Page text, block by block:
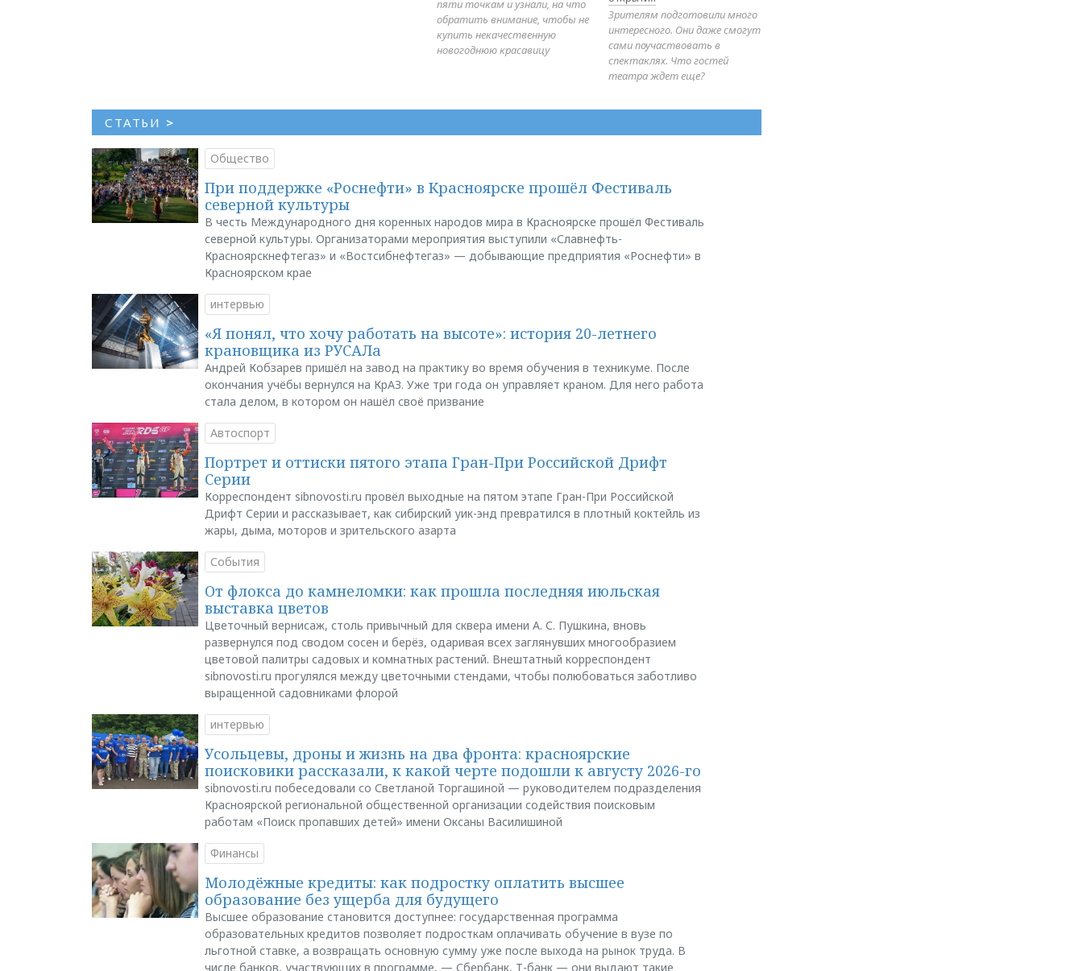
пяти точкам и узнали, на что
обратить внимание, чтобы не
купить некачественную
новогоднюю красавицу
Зрителям подготовили много
интересного. Они даже смогут
сами поучаствовать в
спектаклях. Что гостей
театра ждет еще?
СТАТЬИ >
Общество
При поддержке «Роснефти» в Красноярске прошёл Фестиваль
северной культуры
В честь Международного дня коренных народов мира в Красноярске прошёл Фестиваль
северной культуры. Организаторами мероприятия выступили «Славнефть-
Красноярскнефтегаз» и «Востсибнефтегаз» — добывающие предприятия «Роснефти» в
Красноярском крае
интервью
«Я понял, что хочу работать на высоте»: история 20-летнего
крановщика из РУСАЛа
Андрей Кобзарев пришёл на завод на практику во время обучения в техникуме. После
окончания учёбы вернулся на КрАЗ. Уже три года он управляет краном. Для него работа
стала делом, в котором он нашёл своё призвание
Автоспорт
Портрет и оттиски пятого этапа Гран-При Российской Дрифт
Серии
Корреспондент sibnovosti.ru провёл выходные на пятом этапе Гран-При Российской
Дрифт Серии и рассказывает, как сибирский уик-энд превратился в плотный коктейль из
жары, дыма, моторов и зрительского азарта
События
От флокса до камнеломки: как прошла последняя июльская
выставка цветов
Цветочный вернисаж, столь привычный для сквера имени А. С. Пушкина, вновь
развернулся под сводом сосен и берёз, одаривая всех заглянувших многообразием
цветовой палитры садовых и комнатных растений. Внештатный корреспондент
sibnovosti.ru прогулялся между цветочными стендами, чтобы полюбоваться заботливо
выращенной садовниками флорой
интервью
Усольцевы, дроны и жизнь на два фронта: красноярские
поисковики рассказали, к какой черте подошли к августу 2026-го
sibnovosti.ru побеседовали со Светланой Торгашиной — руководителем подразделения
Красноярской региональной общественной организации содействия поисковым
работам «Поиск пропавших детей» имени Оксаны Василишиной
Финансы
Молодёжные кредиты: как подростку оплатить высшее
образование без ущерба для будущего
Высшее образование становится доступнее: государственная программа
образовательных кредитов позволяет подросткам оплачивать обучение в вузе по
льготной ставке, а возвращать основную сумму уже после выхода на рынок труда. В
числе банков, участвующих в программе, — Сбербанк, Т-банк — они выдают такие